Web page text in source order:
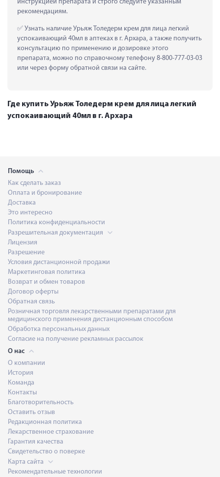
инструкцией препарата и строго следуйте указанным
рекомендациям.
Узнать наличие Урьяж Толедерм крем для лица легкий
успокаивающий 40мл в аптеках в г. Архара, а также получить
консультацию по применению и дозировке этого
препарата, можно по справочному телефону 8-800-777-03-03
или через форму обратной связи на сайте.
Где купить Урьяж Толедерм крем для лица легкий
успокаивающий 40мл в г. Архара
Помощь
Как сделать заказ
Оплата и бронирование
Доставка
Это интересно
Политика конфиденциальности
Разрешительная документация
Лицензия
Разрешение
Условия дистанционной продажи
Маркетинговая политика
Возврат и обмен товаров
Договор оферты
Обратная связь
Розничная торговля лекарственными препаратами для
медицинского применения дистанционным способом
Обработка персональных данных
Согласие на получение рекламных рассылок
О нас
О компании
История
Команда
Контакты
Благотворительность
Оставить отзыв
Редакционная политика
Лекарственное страхование
Гарантия качества
Свидетельство о поверке
Карта сайта
Рекомендательные технологии